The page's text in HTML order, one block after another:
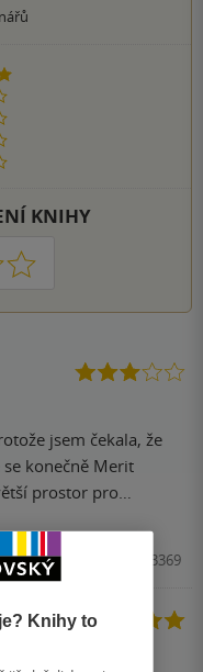
KNIHY
jsem čekala, že
konečně Merit
prostor pro
Merit vztah.
děje až na konci.
2016, 9788073983369
Knihy to